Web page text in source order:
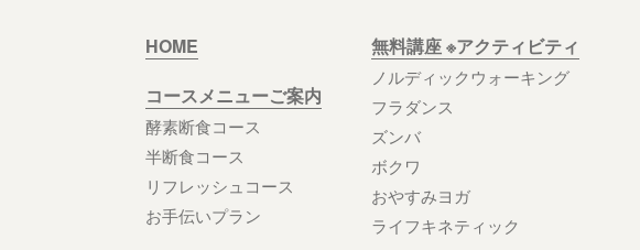
HOME
コースメニューご案内
酵素断食コース
半断食コース
リフレッシュコース
お手伝いプラン
無料講座 ※アクティビティ
ノルディックウォーキング
フラダンス
ズンバ
ボクワ
おやすみヨガ
ライフキネティック